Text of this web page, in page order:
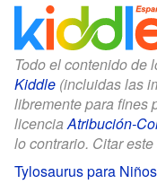
Todo el contenido de
Kiddle (incluidas las
libremente para fines
licenciaAtribución-
lo contrario. Citar
Tylosaurus para Niños